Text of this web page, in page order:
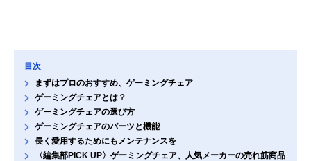
目次
まずはプロのおすすめ、ゲーミングチェア
ゲーミングチェアとは？
ゲーミングチェアの選び方
ゲーミングチェアのパーツと機能
長く愛用するためにもメンテナンスを
〈編集部PICK UP〉ゲーミングチェア、人気メーカーの売れ筋商品